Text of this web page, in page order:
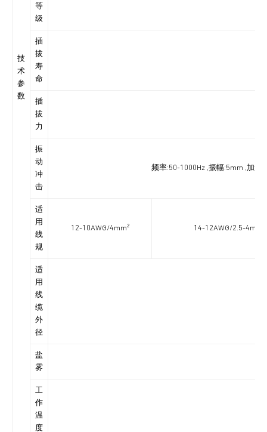
技
术
参
数
等
级
插
拔
寿
命
插
拔
力
振
动
冲
击
频率:50-1000Hz ,振幅:5mm ,加
适
用
线
规
12-10AWG/4mm² 14-12AWG/2.5-4mm²
适
用
线
缆
外
径
盐
雾
工
作
温
度